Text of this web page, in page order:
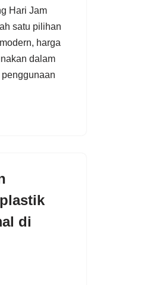
Hari Jam
satu pilihan
harga
dalam
di